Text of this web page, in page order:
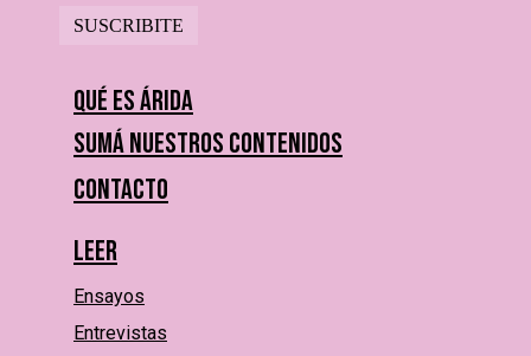
Qué es Árida
Sumá nuestros contenidos
Contacto
Leer
Ensayos
Entrevistas